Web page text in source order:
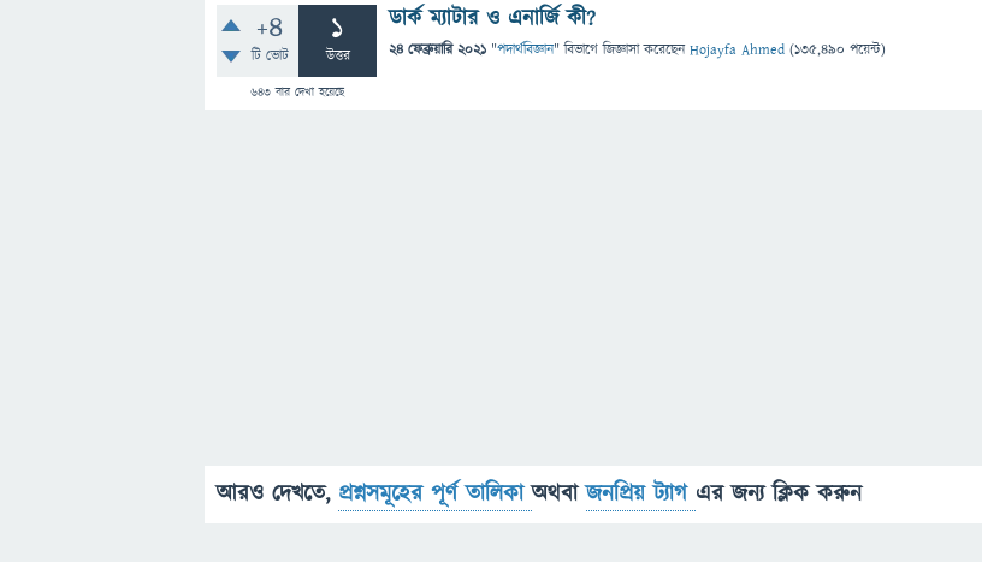
+4
টি ভোট
1
উত্তর
643বার দেখা হয়েছে
ডার্ক ম্যাটার ও এনার্জি কী?
24 ফেব্রুয়ারি 2021 "পদার্থবিজ্ঞান" বিভাগে জিজ্ঞাসাকরেছেনHojayfa Ahmed (135,490 পয়েন্ট)
আরও দেখতে, প্রশ্নসমূহের পূর্ণ তালিকাঅথবাজনপ্রিয় ট্যাগ এর জন্য ক্লিক করুন